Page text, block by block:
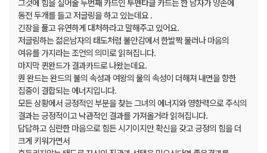
동전 두개를 들고 저글링을 하고 있는데요 .
긴장을 풀고 유연하게 대처하라고 말해주고 있어요.
저글링하는 젊은남자의 태도처럼 불안감에서 한발짝 물러나 마음의
여유를 가지라는 조언의 의미로 읽혀집니다.
마지막 퀸완드가 결과카드로 나왔는데요.
퀀 완드는 완드의 불의 속성과 여왕의 물의 속성이 더해져 내면을 향한
집중이 결합되는 에너지입니다.
모든 상황에서 긍정적인 부분을 찾는 그녀의 에너지와 영향력으로 주식의
결과는 긍정적이고 낙관적인 결과를 가져올거라 읽혀집니다.
답답하고 심란한 마음으로 힘든 시기이지만 확신을 갖고 긍정의 힘을 더
크게 키워가면서